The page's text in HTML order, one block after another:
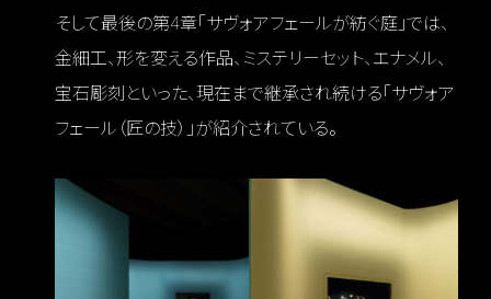
そして最後の第4章「サヴォアフェールが紡ぐ庭」では、
金細工、形を変える作品、ミステリーセット、エナメル、
宝石彫刻といった、現在まで継承され続ける「サヴォア
フェール（匠の技）」が紹介されている。